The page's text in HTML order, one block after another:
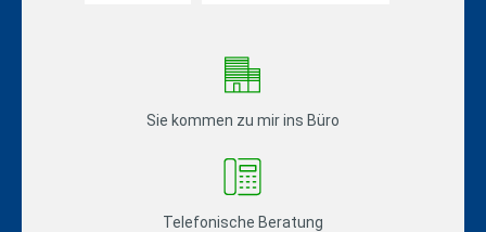
Sie kommen zu mir ins Büro
Telefonische Beratung